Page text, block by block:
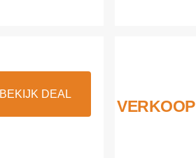
BEKIJK DEAL
VERKOOP